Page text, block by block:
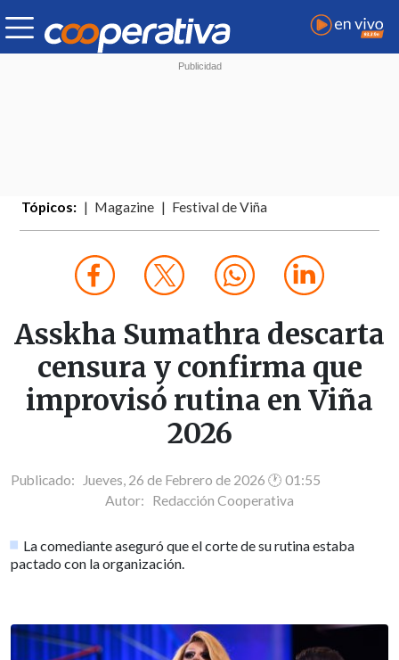
Tópicos: Magazine Festival de Viña
Asskha Sumathra descarta
censura y confirma que
improvisó rutina en Viña
2026
Publicado: Jueves, 26 de Febrero de 2026 🕐 01:55
Autor: Redacción Cooperativa
La comediante aseguró que el corte de su rutina estaba
pactado con la organización.